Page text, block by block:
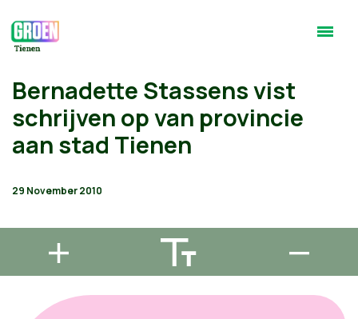
Bernadette Stassens vist
schrijven op van provincie
aan stad Tienen
29 November 2010